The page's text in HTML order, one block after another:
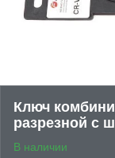
Ключ
разрезной с
В наличии